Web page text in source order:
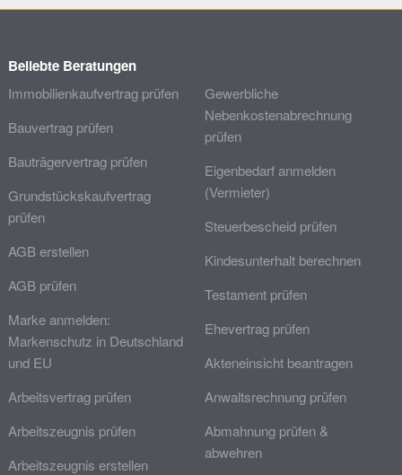
Beliebte Beratungen
Immobilienkaufvertrag prüfen
Bauvertrag prüfen
Bauträgervertrag prüfen
Grundstückskaufvertrag
prüfen
AGB erstellen
AGB prüfen
Marke anmelden:
Markenschutz in Deutschland
und EU
Arbeitsvertrag prüfen
Arbeitszeugnis prüfen
Arbeitszeugnis erstellen
Gewerbliche
Nebenkostenabrechnung
prüfen
Eigenbedarf anmelden
(Vermieter)
Steuerbescheid prüfen
Kindesunterhalt berechnen
Testament prüfen
Ehevertrag prüfen
Akteneinsicht beantragen
Anwaltsrechnung prüfen
Abmahnung prüfen &
abwehren